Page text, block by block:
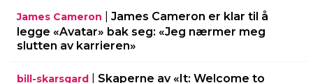
James Cameron
James Cameron er klar til å
legge «Avatar» bak seg: «Jeg nærmer meg
slutten av karrieren»
bill-skarsgard Skaperne av «It: Welcome to